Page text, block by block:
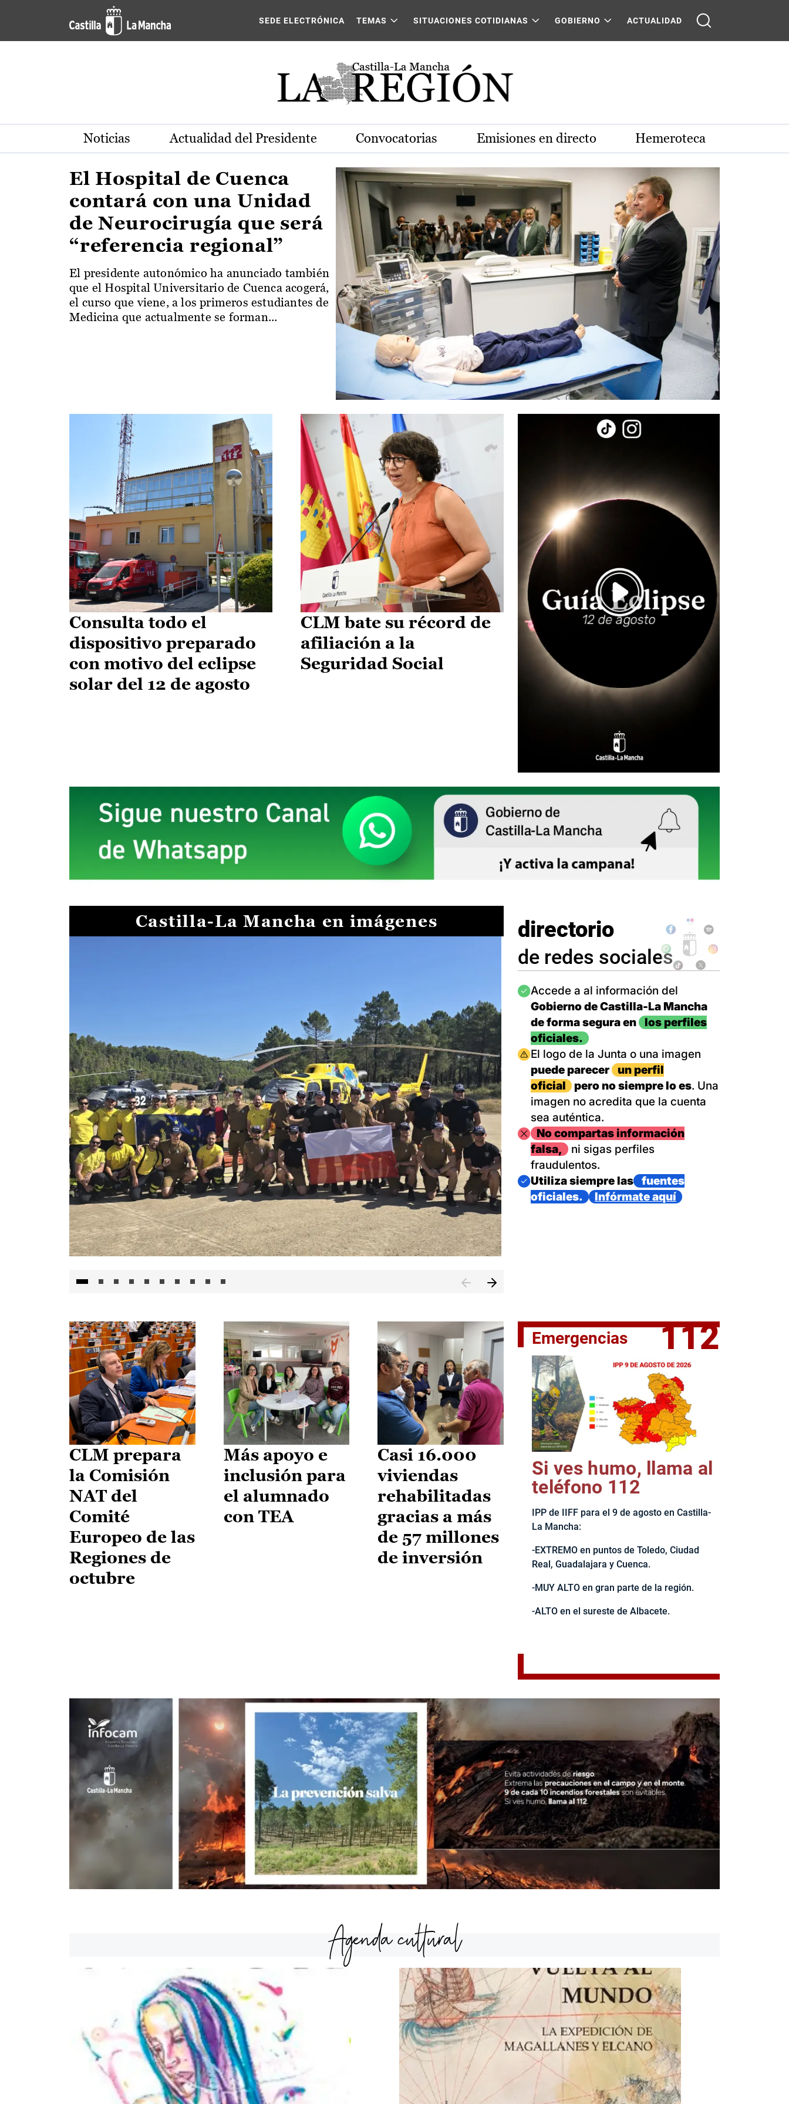
Pasar al contenido principal
Actualidad de la región de Castilla-La Mancha
SEDE ELECTRÓNICA TEMAS SITUACIONES COTIDIANAS GOBIERNO ACTUALIDAD
Noticias Actualidad del Presidente Convocatorias Emisiones en directo Hemeroteca
El Hospital de Cuenca
contará con una Unidad
de Neurocirugía que será
“referencia regional”
El presidente autonómico ha anunciado también
que el Hospital Universitario de Cuenca acogerá,
el curso que viene, a los primeros estudiantes de
Medicina que actualmente se forman...
Consulta todo el
dispositivo preparado
con motivo del eclipse
solar del 12 de agosto
CLM bate su récord de
afiliación a la
Seguridad Social
Castilla-La Mancha en imágenes
II Vuelta Ciclista CLM LEADER
directorio
de redes sociales
Imagen
Accede a al información del
Gobierno de Castilla-La Mancha
de forma segura en
los perfiles
oficiales.
Imagen
El logo de la Junta o una imagen
puede parecer
un perfil
oficial
pero no siempre lo es. Una
imagen no acredita que la cuenta
sea auténtica.
ImagenNo compartas información
falsa,
ni sigas perfiles
fraudulentos.
Imagen
Utiliza siempre las
fuentes
oficiales.
Infórmate aquí
CLM prepara
la Comisión
NAT del
Comité
Europeo de las
Regiones de
octubre
Más apoyo e
inclusión para
el alumnado
con TEA
Casi 16.000
viviendas
rehabilitadas
gracias a más
de 57 millones
de inversión
Emergencias 112
Si ves humo, llama al
teléfono 112
IPP de IIFF para el 9 de agosto en Castilla-
La Mancha:
-EXTREMO en puntos de Toledo, Ciudad
Real, Guadalajara y Cuenca.
-MUY ALTO en gran parte de la región.
-ALTO en el sureste de Albacete.
Agenda cultural